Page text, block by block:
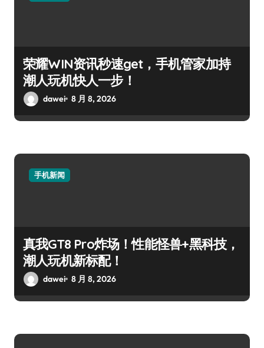
荣耀WIN资讯秒速get，手机管家加持
潮人玩机快人一步！
dawei 8 月 8, 2026
手机新闻
真我GT8 Pro炸场！性能怪兽+黑科技，
潮人玩机新标配！
dawei 8 月 8, 2026